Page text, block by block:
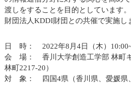
渡しをすることを目的としています
財団法人KDDI財団との共催で実施し
日 時： 2022年8月4日（木）
会 場： 香川大学創造工学部 林町
林町2217-20）
対 象： 四国4県（香川県、愛媛県